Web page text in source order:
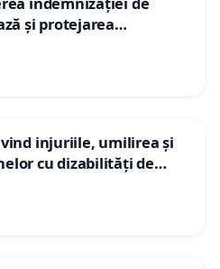
și protejarea
pentru asistenții
injuriile, umilirea și
cu dizabilități de
„Gorici”